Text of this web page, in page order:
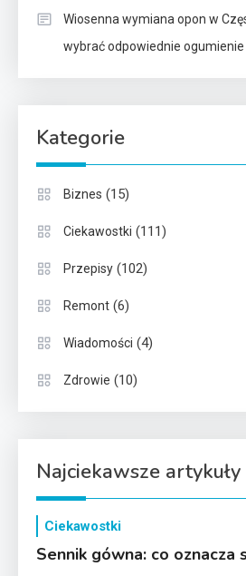
Wiosenna wymiana opon w
wybrać odpowiednie ogumienie
Kategorie
Biznes (15)
Ciekawostki (111)
Przepisy (102)
Remont (6)
Wiadomości (4)
Zdrowie (10)
Najciekawsze artykuły
Ciekawostki
Sennik gówna: co oznacza